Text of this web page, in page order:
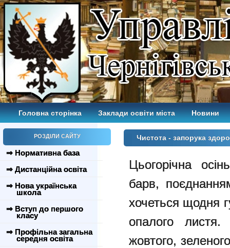
Головна сторінка Заклади освіти міста Новини
РОЗДІЛИ САЙТУ
⇒ Нормативна база
⇒ Дистанційна освіта
⇒ Нова українська
школа
⇒ Вступ до першого
класу
⇒ Профільна загальна
середня освіта
Чистота - запорука
Цьогорічна
барв,
хочеться щодня
опалого листя.
жовтого,